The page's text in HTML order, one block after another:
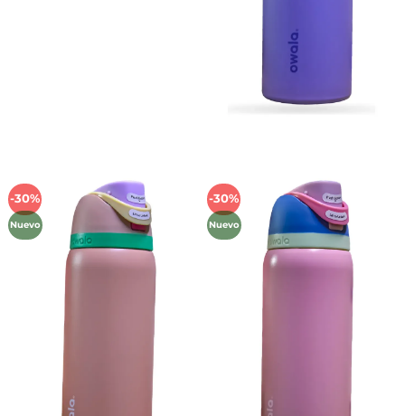
-30%
Nuevo
Añadir
lista de
deseos
-30%
Nuevo
Añadir
lista de
deseos